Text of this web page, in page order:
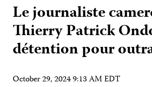
Le journaliste
Thierry Patrick
détention pour
October 29, 2024 9:13 AM EDT